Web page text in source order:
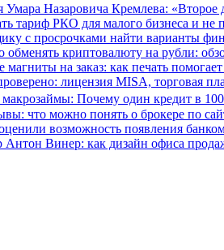
Умара Назаровича Кремлева:
тариф РКО для малого бизнеса и не
с просрочками найти варианты
обменять криптовалюту на рубли:
магниты на заказ: как печать
лицензия MISA, торговая
Почему один кредит в
что можно понять о брокере по
возможность появления
Антон Винер: как дизайн офиса